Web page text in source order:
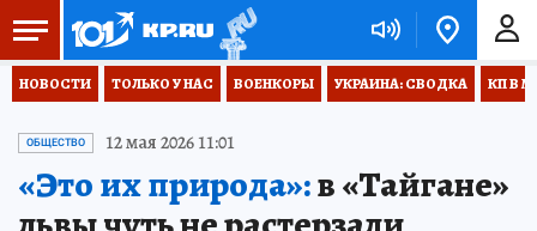
НОВОСТИ ТОЛЬКО У НАС ВОЕНКОРЫ УКРАИНА: СВОДКА КП В
ОБЩЕСТВО 12 мая 2026 11:01
«Это их природа»:в «Тайгане»